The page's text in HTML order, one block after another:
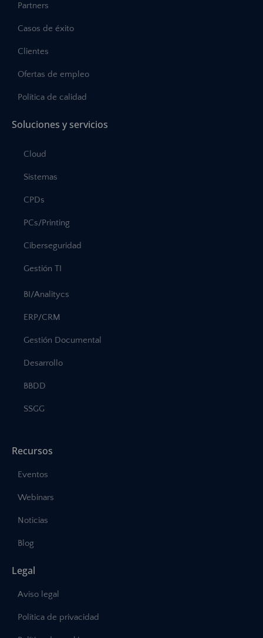
Partners
Casos de éxito
Clientes
Ofertas de empleo
Política de calidad
Soluciones y servicios
Cloud
Sistemas
CPDs
PCs/Printing
Ciberseguridad
Gestión TI
BI/Analitycs
ERP/CRM
Gestión Documental
Desarrollo
BBDD
SSGG
Recursos
Eventos
Webinars
Noticias
Blog
Legal
Aviso legal
Política de privacidad